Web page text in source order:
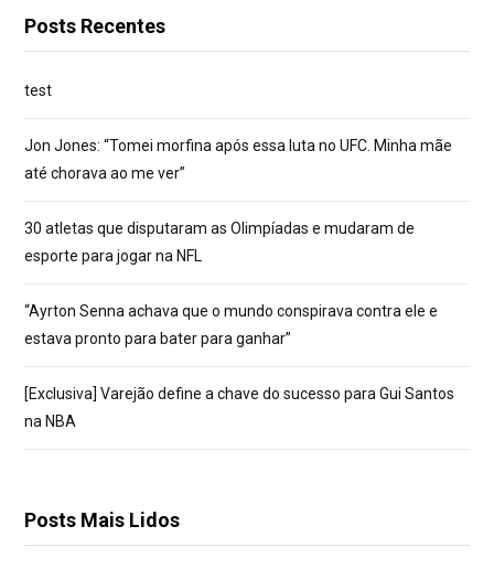
Posts Recentes
test
Jon Jones: “Tomei morfina após essa luta no UFC. Minha mãe
até chorava ao me ver”
30 atletas que disputaram as Olimpíadas e mudaram de
esporte para jogar na NFL
“Ayrton Senna achava que o mundo conspirava contra ele e
estava pronto para bater para ganhar”
[Exclusiva] Varejão define a chave do sucesso para Gui Santos
na NBA
Posts Mais Lidos